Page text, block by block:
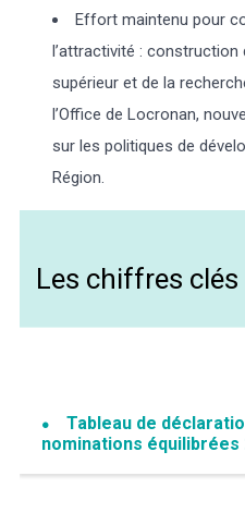
Effort maintenu pour
l’attractivité : construction
supérieur et de la
l’Office de Locronan,
sur les politiques de
Région.
Les chiffres clés
Tableau de
nominations équilibrées